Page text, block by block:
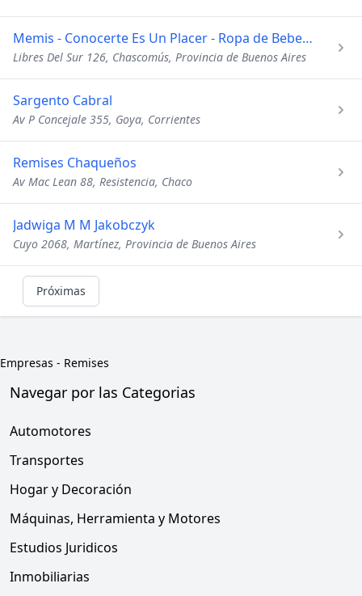
Memis - Conocerte Es Un Placer - Ropa de Bebes y Niños
Libres Del Sur 126, Chascomús, Provincia de Buenos Aires
Sargento Cabral
Av P Concejale 355, Goya, Corrientes
Remises Chaqueños
Av Mac Lean 88, Resistencia, Chaco
Jadwiga M M Jakobczyk
Cuyo 2068, Martínez, Provincia de Buenos Aires
Próximas
Empresas - Remises
Navegar por las Categorias
Automotores
Transportes
Hogar y Decoración
Máquinas, Herramienta y Motores
Estudios Juridicos
Inmobiliarias